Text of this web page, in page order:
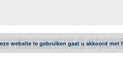
indien de touroperator zijn aanbod
is onafhankelijk en verkoopt zelf geen
website te gebruiken gaat u akkoord